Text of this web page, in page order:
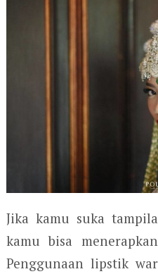
Jika kamu suka
kamu bisa
Penggunaan lipstik